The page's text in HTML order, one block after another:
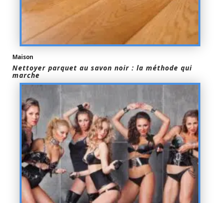
Maison
Nettoyer parquet au savon noir : la méthode qui
marche